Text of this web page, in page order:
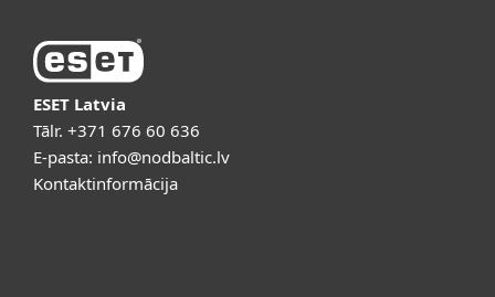
ESET Latvia
Tālr. +371 676 60 636
E-pasta: info@nodbaltic.lv
Kontaktinformācija